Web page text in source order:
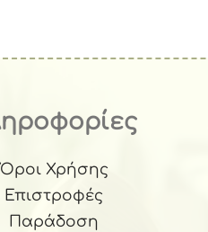
Όροι Χρήσης
Επιστροφές
Παράδοση